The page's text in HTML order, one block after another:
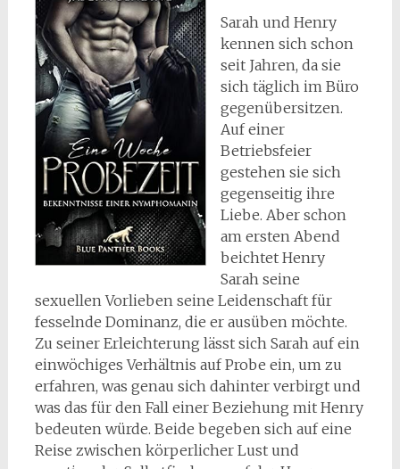
Sarah und Henry
kennen sich schon
seit Jahren, da sie
sich täglich im Büro
gegenübersitzen.
Auf einer
Betriebsfeier
gestehen sie sich
gegenseitig ihre
Liebe. Aber schon
am ersten Abend
beichtet Henry
Sarah seine
sexuellen Vorlieben seine Leidenschaft für
fesselnde Dominanz, die er ausüben möchte.
Zu seiner Erleichterung lässt sich Sarah auf ein
einwöchiges Verhältnis auf Probe ein, um zu
erfahren, was genau sich dahinter verbirgt und
was das für den Fall einer Beziehung mit Henry
bedeuten würde. Beide begeben sich auf eine
Reise zwischen körperlicher Lust und